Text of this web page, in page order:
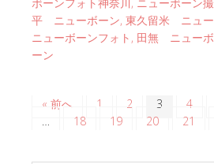
平 ニューボーン, 東久留米 ニュ
ニューボーンフォト , 田無 ニュー
ーン
« 前へ 1 2 3 4
18 19 20 21